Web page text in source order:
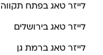
לייזר טאג בפתח תקווה
לייזר טאג בירושלים
לייזר טאג ברמת גן